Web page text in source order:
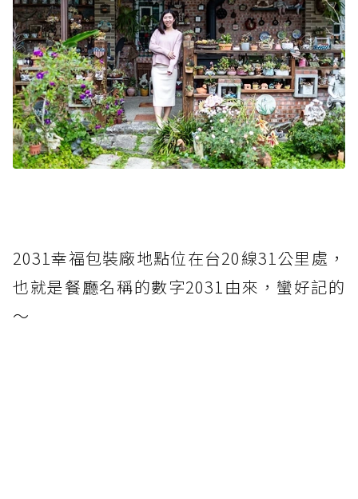
2031幸福包裝廠地點位在台20線31公里處，
也就是餐廳名稱的數字2031由來，蠻好記的
～